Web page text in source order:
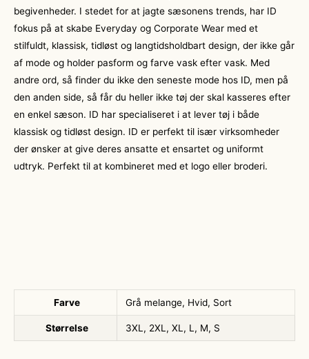
begivenheder. I stedet for at jagte sæsonens trends, har ID
fokus på at skabe Everyday og Corporate Wear med et
stilfuldt, klassisk, tidløst og langtidsholdbart design, der ikke går
af mode og holder pasform og farve vask efter vask. Med
andre ord, så finder du ikke den seneste mode hos ID, men på
den anden side, så får du heller ikke tøj der skal kasseres efter
en enkel sæson. ID har specialiseret i at lever tøj i både
klassisk og tidløst design. ID er perfekt til især virksomheder
der ønsker at give deres ansatte et ensartet og uniformt
udtryk. Perfekt til at kombineret med et logo eller broderi.
Farve Grå melange, Hvid, Sort
Størrelse 3XL, 2XL, XL, L, M, S